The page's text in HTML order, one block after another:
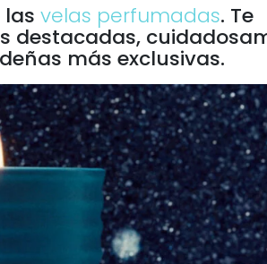
velas perfumadas. Te
destacadas,
más exclusivas.